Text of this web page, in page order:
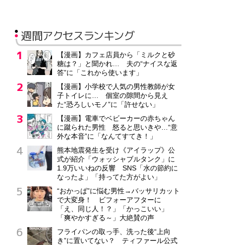
週間アクセスランキング
【漫画】カフェ店員から「ミルクと砂
糖は？」と聞かれ… 夫の“ナイスな返
答”に「これから使います」
【漫画】小学校で人気の男性教師が女
子トイレに… 個室の隙間から見え
た“恐ろしいモノ”に「許せない」
【漫画】電車でベビーカーの赤ちゃん
に蹴られた男性 怒ると思いきや…“意
外な本音”に「なんてすてき！」
熊本地震発生を受け《アイラップ》公
式が紹介「ウォッシャブルタンク」に
1.9万いいねの反響 SNS「水の節約に
なったよ」「持ってた方がよい」
“おかっぱ”に悩む男性→バッサリカット
で大変身！ ビフォーアフターに
「え、同じ人！？」「かっこいい」
「爽やかすぎる～」大絶賛の声
フライパンの取っ手、洗った後“上向
き”に置いてない？ ティファール公式